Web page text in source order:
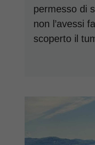
permesso di
non l’avessi
scoperto il